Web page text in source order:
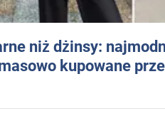
niż dżinsy:
kupowane